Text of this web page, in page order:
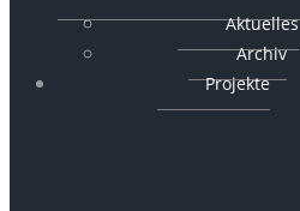
Aktuelles
Archiv
Projekte